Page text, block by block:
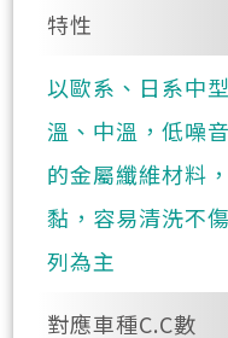
特性
以歐系、日系中
溫、中溫，低噪
的金屬纖維材料
黏，容易清洗不
列為主
對應車種C.C數